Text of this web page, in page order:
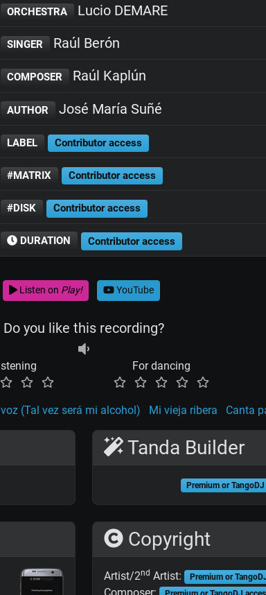
ORCHESTRA Lucio DEMARE
SINGER Raúl Berón
COMPOSER Raúl Kaplún
AUTHOR José María Suñé
LABEL Contributor access
#MATRIX Contributor access
#DISK Contributor access
DURATION Contributor access
Listen on Play! YouTube
Do you like this recording?
For dancing
(Tal vez será mi alcohol) Mi vieja ribera Canta
Tanda Builder
Premium or TangoDJ
Copyright
Artist/2nd Artist: Premium or